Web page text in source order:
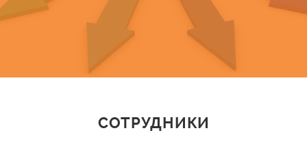
СОТРУДНИКИ